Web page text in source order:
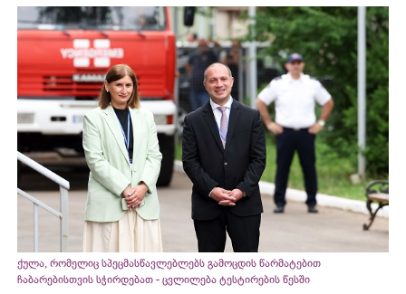
ქულა, რომელიც სპეცმასწავლებლებს გამოცდის წარმატებით
ჩაბარებისთვის სჭირდებათ - ცვლილება ტესტირების წესში